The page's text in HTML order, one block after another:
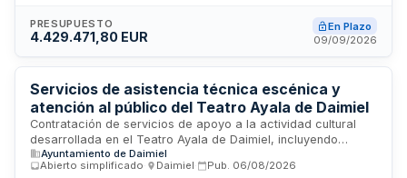
seguridad y prestación de servicios de salvamento acuático.
Se ejecutará durante dos años, prorrogables por
abierto sujeto a regulación armonizada y adjudicación por
mejor relación calidad-precio.
PRESUPUESTO
4.429.471,80 EUR
En Plazo
09/09/2026
Servicios de asistencia técnica escénica y
atención al público del Teatro Ayala de Daimiel
Contratación de servicios de apoyo a la actividad cultural
desarrollada en el Teatro Ayala de Daimiel, incluyendo
asistencia técnica de iluminación escénica, gestión de
taquilla, control de acceso y aforo, atención al público
Ayuntamiento de Daimiel
Abierto simplificado
Daimiel Pub. 06/08/2026